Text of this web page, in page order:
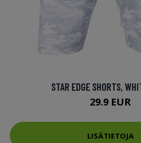
STAR EDGE SHORTS,
29.9 EUR
LISÄTIETOJA